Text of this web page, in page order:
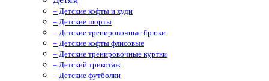
– Детские кофты и худи
– Детские шорты
– Детские тренировочные брюки
– Детские кофты флисовые
– Детские тренировочные куртки
– Детский трикотаж
– Детские футболки